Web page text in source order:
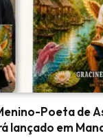
Poeta de
lançado em